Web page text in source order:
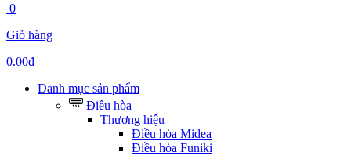
0
Giỏ hàng
0.00đ
Danh mục sản phẩm
Điều hòa
Thương hiệu
Điều hòa Midea
Điều hòa Funiki